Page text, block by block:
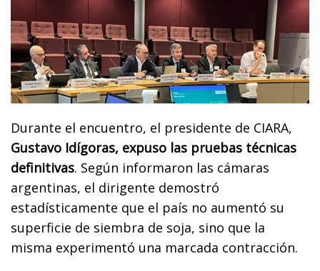
Durante el encuentro, el presidente de CIARA,
Gustavo Idígoras, expuso las pruebas técnicas
definitivas. Según informaron las cámaras
argentinas, el dirigente demostró
estadísticamente que el país no aumentó su
superficie de siembra de soja, sino que la
misma experimentó una marcada contracción.